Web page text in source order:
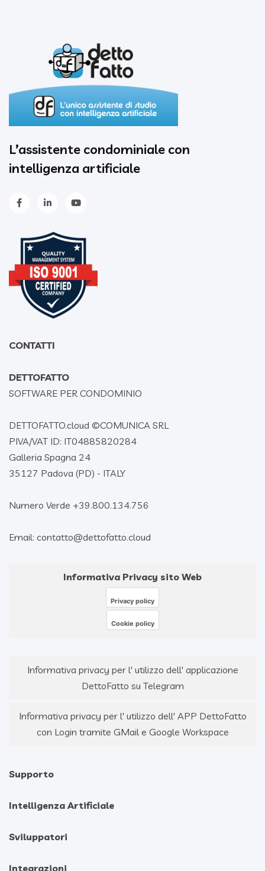
L’assistente condominiale con
intelligenza artificiale
CONTATTI
DETTOFATTO
SOFTWARE PER CONDOMINIO
DETTOFATTO.cloud ©COMUNICA SRL
PIVA/VAT ID: IT04885820284
Galleria Spagna 24
35127 Padova (PD) - ITALY
Numero Verde +39.800.134.756
Email: contatto@dettofatto.cloud
Informativa Privacy sito Web
Privacy policy
Cookie policy
Informativa privacy per l' utilizzo dell' applicazione
DettoFatto su Telegram
Informativa privacy per l' utilizzo dell' APP DettoFatto
con Login tramite GMail e Google Workspace
Supporto
Intelligenza Artificiale
Sviluppatori
Integrazioni